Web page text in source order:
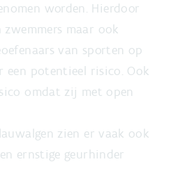
worden. Hierdoor
maar ook
van sporten op
een potentieel risico. Ook
omdat zij met open
zien er vaak ook
ernstige geurhinder